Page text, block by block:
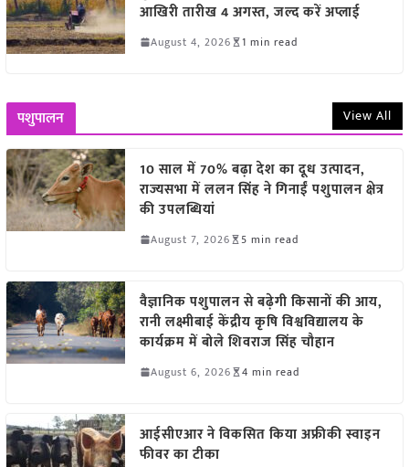
आखिरी तारीख 4 अगस्त, जल्द करें अप्लाई
August 4, 2026 1 min read
पशुपालन View All
10 साल में 70% बढ़ा देश का दूध उत्पादन,
राज्यसभा में ललन सिंह ने गिनाईं पशुपालन क्षेत्र
की उपलब्धियां
August 7, 2026 5 min read
वैज्ञानिक पशुपालन से बढ़ेगी किसानों की आय,
रानी लक्ष्मीबाई केंद्रीय कृषि विश्वविद्यालय के
कार्यक्रम में बोले शिवराज सिंह चौहान
August 6, 2026 4 min read
आईसीएआर ने विकसित किया अफ्रीकी स्वाइन
फीवर का टीका